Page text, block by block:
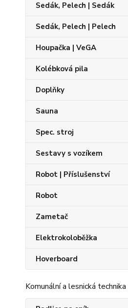
Sedák, Pelech | Sedák
Sedák, Pelech | Pelech
Houpačka | VeGA
Kolébková pila
Doplňky
Sauna
Spec. stroj
Sestavy s vozíkem
Robot | Příslušenství
Robot
Zametač
Elektrokoloběžka
Hoverboard
Komunální a lesnická technika